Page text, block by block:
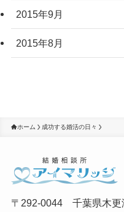
2015年9月
2015年8月
ホーム 成功する婚活の日々
〒292-0044 千葉県木